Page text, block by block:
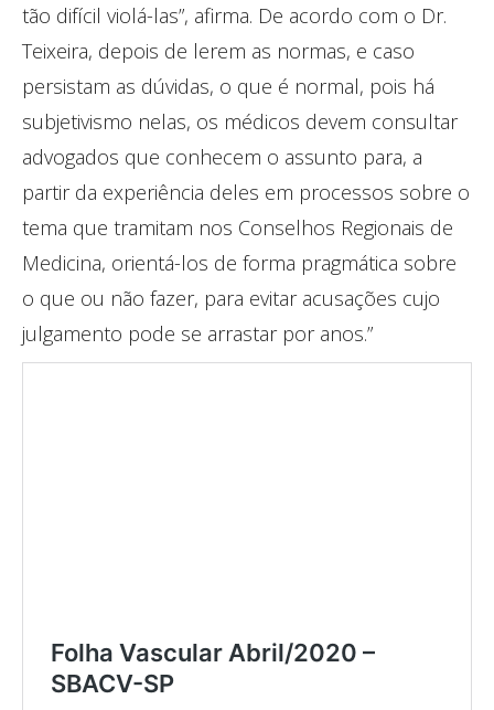
tão difícil violá-las”, afirma. De acordo com o Dr.
Teixeira, depois de lerem as normas, e caso
persistam as dúvidas, o que é normal, pois há
subjetivismo nelas, os médicos devem consultar
advogados que conhecem o assunto para, a
partir da experiência deles em processos sobre o
tema que tramitam nos Conselhos Regionais de
Medicina, orientá-los de forma pragmática sobre
o que ou não fazer, para evitar acusações cujo
julgamento pode se arrastar por anos.”